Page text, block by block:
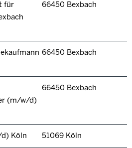
für
66450 Bexbach
66450 Bexbach
(m/w/d)
66450 Bexbach
Köln 51069 Köln